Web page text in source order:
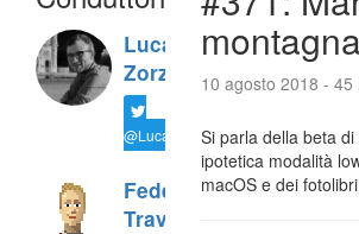
Luca
Zorzi
@LucaTNT
Federico
Travaini
10 agosto 2018 - 45
Si parla della beta
ipotetica modalità
macOS e dei